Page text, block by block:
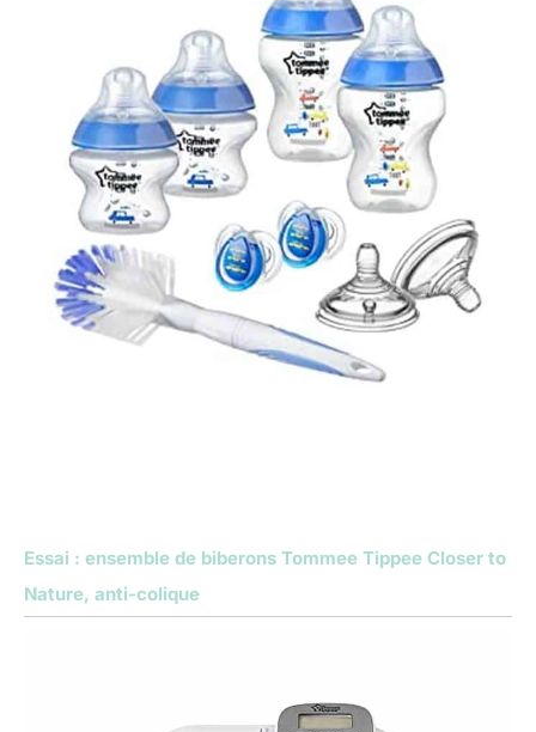
Essai : ensemble de biberons Tommee Tippee Closer to
Nature, anti-colique